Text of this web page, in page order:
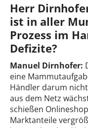
Herr
ist in aller
Prozess im
Defizite?
Manuel Dirnhofer:
eine
Händler darum
aus dem Netz
schießen
Marktanteile